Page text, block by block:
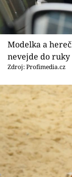
Modelka a
nevejde do
Zdroj: Profimedia.cz